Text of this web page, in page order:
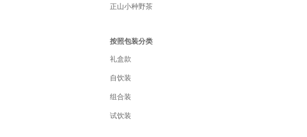
正山小种野茶
按照包装分类
礼盒款
自饮装
组合装
试饮装